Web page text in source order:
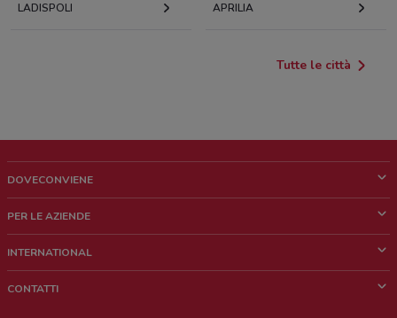
LADISPOLI APRILIA
Tutte le città
DOVECONVIENE
Chi siamo
Lavora con noi
PER LE AZIENDE
Richieste commerciali e marketing
INTERNATIONAL
CONTATTI